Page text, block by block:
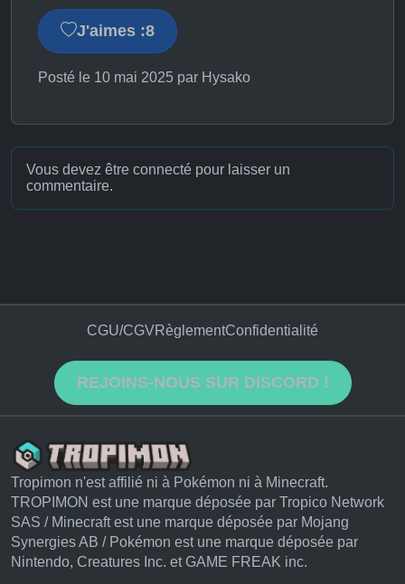
J'aimes :8
Posté le 10 mai 2025 par Hysako
Vous devez être connecté pour laisser un
commentaire.
CGU/CGVRèglementConfidentialité
REJOINS-NOUS SUR DISCORD !
Tropimon n'est affilié ni à Pokémon ni à Minecraft.
TROPIMON est une marque déposée par Tropico Network
SAS / Minecraft est une marque déposée par Mojang
Synergies AB / Pokémon est une marque déposée par
Nintendo, Creatures Inc. et GAME FREAK inc.